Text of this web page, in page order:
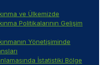
ve Ülkemizde
Politikalarının Gelişim
Yönetişiminde
İstatistiki Bölge